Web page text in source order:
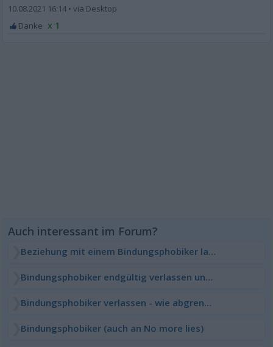
10.08.2021 16:14 •
x 1
Beziehung mit einem Bindungsphobiker lang
Bindungsphobiker endgültig verlassen und loslassen
Bindungsphobiker verlassen - wie abgrenzen?
Bindungsphobiker (auch an No more lies)